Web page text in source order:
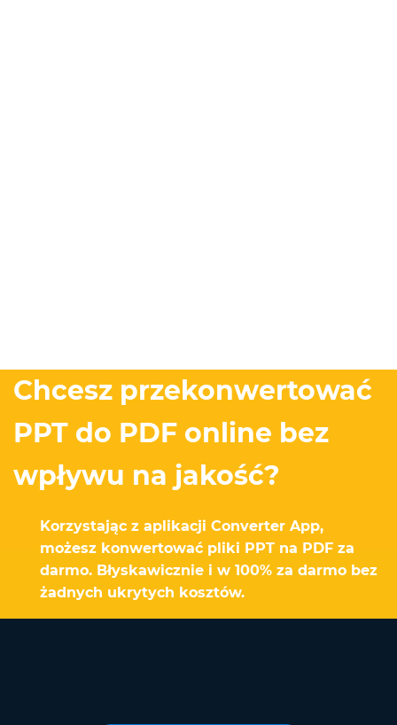
Chcesz przekonwertować
PPT do PDF online bez
wpływu na jakość?
Korzystając z aplikacji Converter App,
możesz konwertować pliki PPT na PDF za
darmo. Błyskawicznie i w 100% za darmo bez
żadnych ukrytych kosztów.